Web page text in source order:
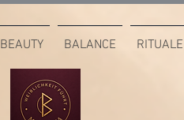
BEAUTY BALANCE RITUALE